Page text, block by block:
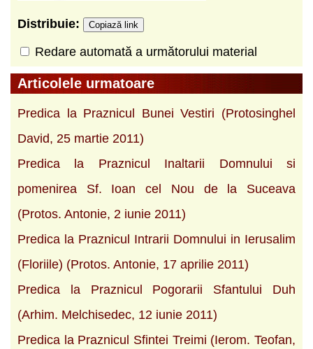
Distribuie: Copiază link
Redare automată a următorului material
Articolele urmatoare
Predica la Praznicul Bunei Vestiri (Protosinghel
David, 25 martie 2011)
Predica la Praznicul Inaltarii Domnului si
pomenirea Sf. Ioan cel Nou de la Suceava
(Protos. Antonie, 2 iunie 2011)
Predica la Praznicul Intrarii Domnului in Ierusalim
(Floriile) (Protos. Antonie, 17 aprilie 2011)
Predica la Praznicul Pogorarii Sfantului Duh
(Arhim. Melchisedec, 12 iunie 2011)
Predica la Praznicul Sfintei Treimi (Ierom. Teofan,